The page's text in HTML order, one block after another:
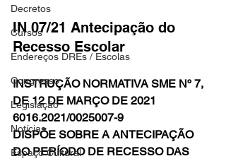
Decretos
Cursos
Endereços DREs / Escolas
Congresso
Legislação
Notícias
Espaço Cultural
IN 07/21 Antecipação do
Recesso Escolar
INSTRUÇÃO NORMATIVA SME Nº 7,
DE 12 DE MARÇO DE 2021
6016.2021/0025007-9
DISPÕE SOBRE A ANTECIPAÇÃO
DO PERÍODO DE RECESSO DAS